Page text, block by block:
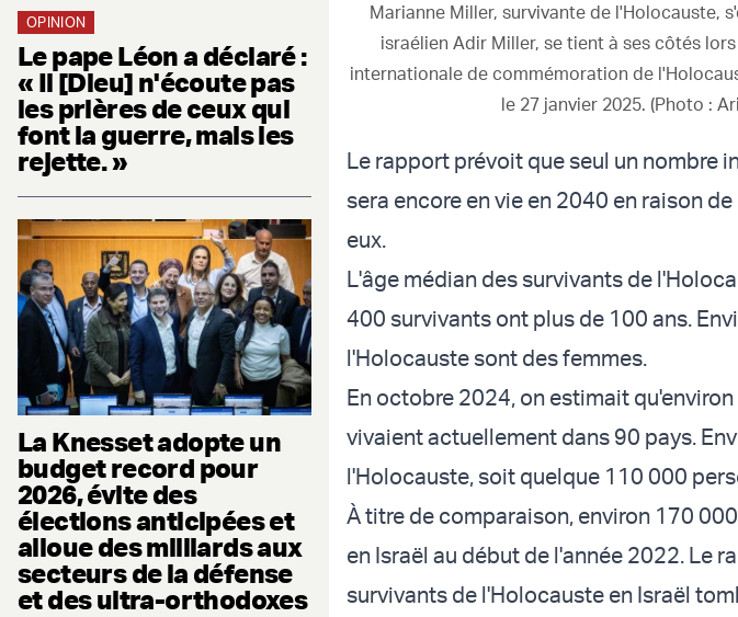
OPINION
Le pape Léon a déclaré :
« Il [Dieu] n'écoute pas
les prières de ceux qui
font la guerre, mais les
rejette. »
La Knesset adopte un
budget record pour
2026, évite des
élections anticipées et
alloue des milliards aux
secteurs de la défense
et des ultra-orthodoxes
Marianne Miller, survivante de l'Holocauste,
israélien Adir Miller, se tient à ses côtés
internationale de commémoration de
le 27 janvier 2025. (Photo :
Le rapport prévoit que seul un nombre
sera encore en vie en 2040 en raison
eux.
L'âge médian des survivants de
400 survivants ont plus de 100 ans.
l'Holocauste sont des femmes.
En octobre 2024, on estimait
vivaient actuellement dans 90 pays.
l'Holocauste, soit quelque 110 000
À titre de comparaison, environ 170
en Israël au début de l'année 2022. Le
survivants de l'Holocauste en Israël